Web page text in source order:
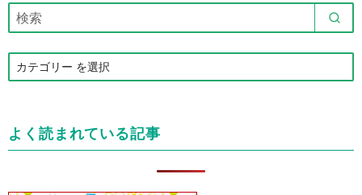
テ
ー
よく読まれている記事